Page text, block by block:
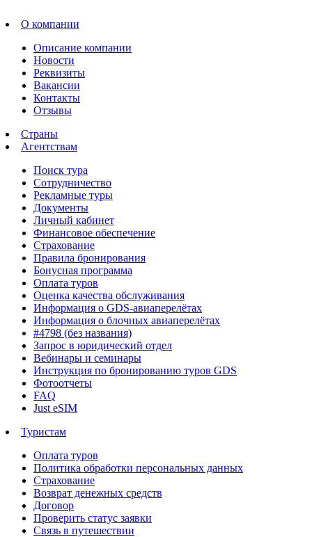
О компании
Описание компании
Новости
Реквизиты
Вакансии
Контакты
Отзывы
Страны
Агентствам
Поиск тура
Сотрудничество
Рекламные туры
Документы
Личный кабинет
Финансовое обеспечение
Страхование
Правила бронирования
Бонусная программа
Оплата туров
Оценка качества обслуживания
Информация о GDS-авиаперелётах
Информация о блочных авиаперелётах
#4798 (без названия)
Запрос в юридический отдел
Вебинары и семинары
Инструкция по бронированию туров GDS
Фотоотчеты
FAQ
Just eSIM
Туристам
Оплата туров
Политика обработки персональных данных
Страхование
Возврат денежных средств
Договор
Проверить статус заявки
Связь в путешествии